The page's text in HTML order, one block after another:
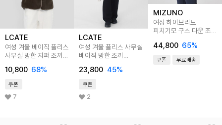
LCATE
여성 겨울 베이직 플리스
사무실 방한 지퍼 조끼
10,800 68%
쿠폰
7
LCATE
여성 겨울 플리스 사무실
베이직 방한 조끼
23,800 45%
쿠폰
2
MIZUNO
여성 하이브리드
피치기모 구스 다운 조끼
44,800 65%
쿠폰 무료배송